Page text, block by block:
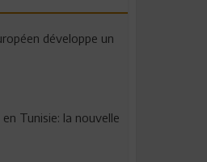
développe un
en Tunisie: la nouvelle